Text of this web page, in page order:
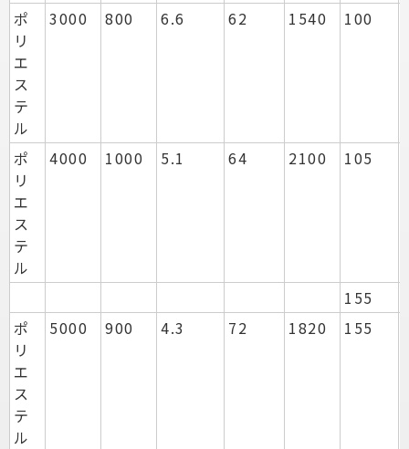
ポ
リ
エ
ス
テ
ル
3000 800 6.6 62 1540 100
ポ
リ
エ
ス
テ
ル
4000 1000 5.1 64 2100 105
155
ポ
リ
エ
ス
テ
ル
5000 900 4.3 72 1820 155